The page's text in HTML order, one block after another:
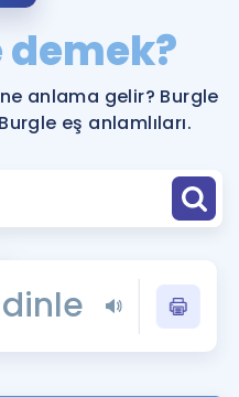
demek?
anlama gelir? Burgle
eş anlamlıları.